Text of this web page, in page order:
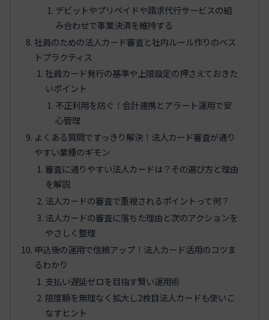
デビットやプリペイドや請求代行サービスの組
み合わせで事業決済を維持する
社員のための法人カード審査と社内ルール作りのベス
トプラクティス
社員カード発行の基準や上限設定の押さえておきた
いポイント
不正利用を防ぐ！会計連携とアラート運用で安
心管理
よくある質問ですっきり解決！法人カード審査が通り
やすい業種のギモン
審査に通りやすい法人カードは？その選び方と理由
を解説
法人カードの審査で重視されるポイントって何？
法人カードの審査に落ちた理由と次のアクションを
やさしく整理
申込後の運用で信頼アップ！法人カード活用のコツま
るわかり
支払い遅延ゼロを目指す賢い運用術
限度額を無理なく拡大し2枚目法人カードも使いこ
なすヒント